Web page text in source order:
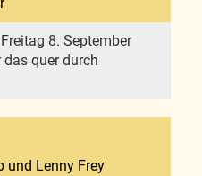
8. September
quer durch
und Lenny Frey